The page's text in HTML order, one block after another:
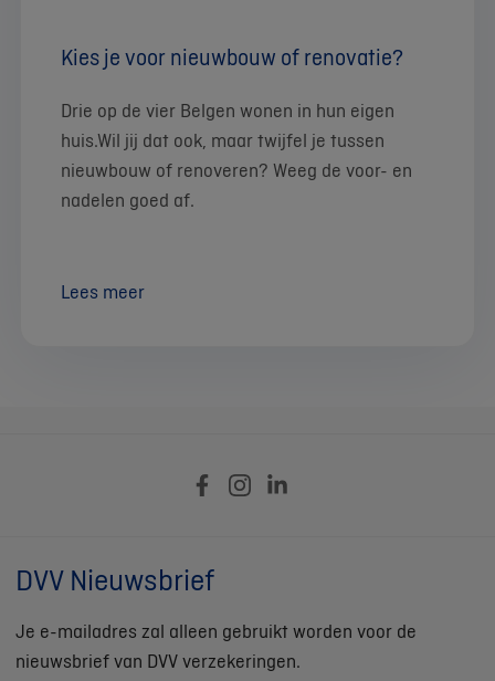
Kies je voor nieuwbouw of renovatie?
Drie op de vier Belgen wonen in hun eigen
huis.Wil jij dat ook, maar twijfel je tussen
nieuwbouw of renoveren? Weeg de voor- en
nadelen goed af.
Lees meer
DVV Nieuwsbrief
Je e-mailadres zal alleen gebruikt worden voor de
nieuwsbrief van DVV verzekeringen.